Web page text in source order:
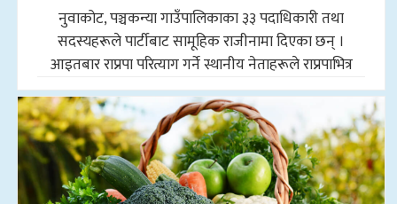
नुवाकोट, पञ्चकन्या गाउँपालिकाका ३३ पदाधिकारी तथा
सदस्यहरूले पार्टीबाट सामूहिक राजीनामा दिएका छन् ।
आइतबार राप्रपा परित्याग गर्ने स्थानीय नेताहरूले राप्रपाभित्र